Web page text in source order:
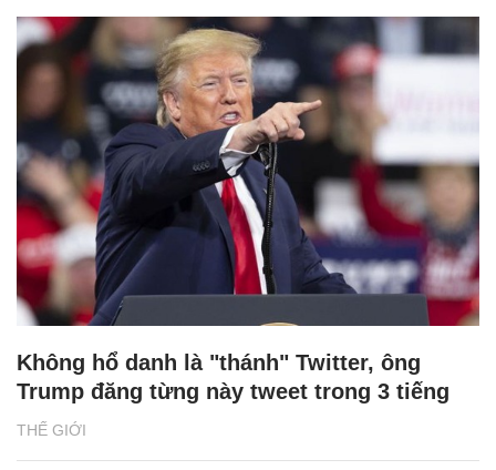
THẾ GIỚI
Không hổ danh là "thánh" Twitter, ông
Trump đăng từng này tweet trong 3 tiếng